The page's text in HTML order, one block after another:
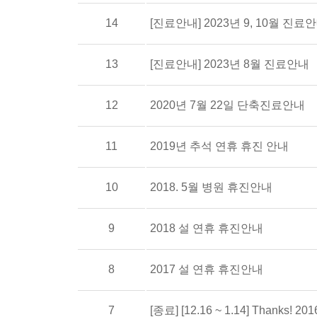
14 [진료안내] 2023년 9, 10월 진료안
13 [진료안내] 2023년 8월 진료안내
12 2020년 7월 22일 단축진료안내
11 2019년 추석 연휴 휴진 안내
10 2018. 5월 병원 휴진안내
9 2018 설 연휴 휴진안내
8 2017 설 연휴 휴진안내
7 [종료] [12.16 ~ 1.14] Thanks!